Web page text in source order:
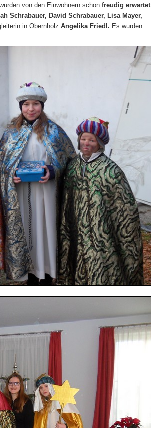
von den Einwohnern schon freudig erwartet
Schrabauer, David Schrabauer, Lisa Mayer,
in Obernholz Angelika Friedl. Es wurden